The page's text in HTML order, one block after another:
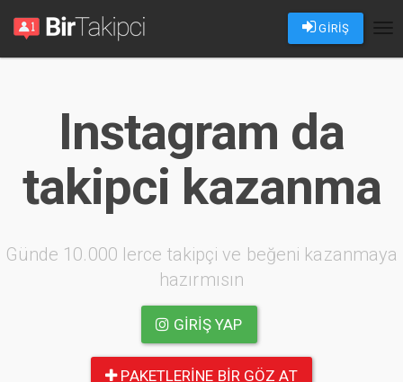
GİRİŞ
Instagram da
takipci kazanma
Günde 10.000 lerce takipçi ve beğeni kazanmaya
hazırmısın
GIRIŞ YAP
PAKETLERINE BIR GÖZ AT